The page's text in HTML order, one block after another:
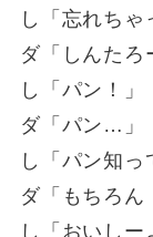
し「忘れちゃ
ダ「しんたろ
し「パン！」
ダ「パン…」
し「パン知っ
ダ「もちろん
し「おいしー